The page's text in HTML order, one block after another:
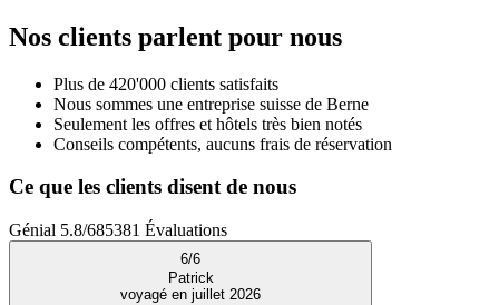
Nos clients parlent pour nous
Plus de 420'000 clients satisfaits
Nous sommes une entreprise suisse de Berne
Seulement les offres et hôtels très bien notés
Conseils compétents, aucuns frais de réservation
Ce que les clients disent de nous
Génial 5.8/685381 Évaluations
6/6
Patrick
voyagé en juillet 2026